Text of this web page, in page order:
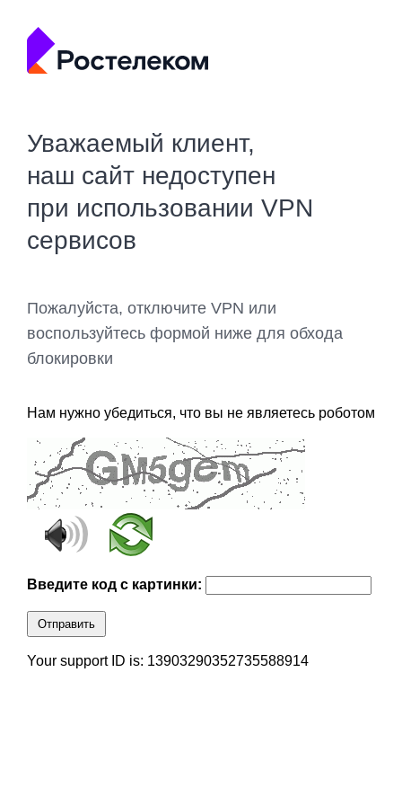
Уважаемый клиент,
наш сайт недоступен
при использовании VPN
сервисов
Пожалуйста, отключите VPN или
воспользуйтесь формой ниже для обхода
блокировки
Нам нужно убедиться, что вы не являетесь роботом
Введите код с картинки:
Отправить
Your support ID is: 13903290352735588914